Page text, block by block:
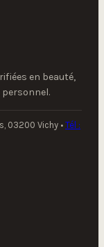
en beauté,
personnel.
03200 Vichy • Tél :